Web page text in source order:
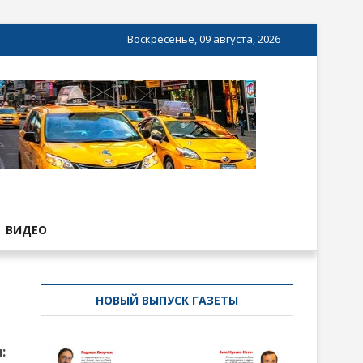
Воскресенье, 09 августа, 2026
ВИДЕО
НОВЫЙ ВЫПУСК ГАЗЕТЫ